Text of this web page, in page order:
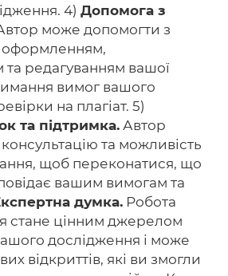
4) Допомога з
може допомогти з
оформленням,
та редагуванням вашої
вимог вашого
на плагіат. 5)
та підтримка. Автор
та можливість
щоб переконатися, що
вашим вимогам та
думка. Робота
стане цінним джерелом
дослідження і може
відкриттів, які ви змогли